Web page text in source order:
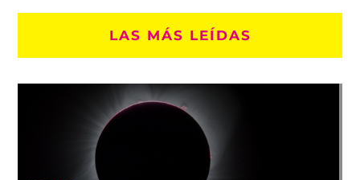
LAS MÁS LEÍDAS